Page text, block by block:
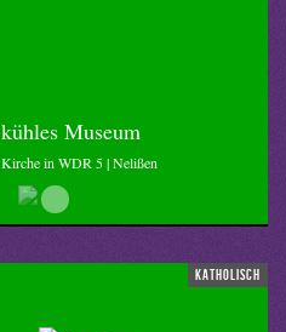
kühles Museum
Kirche in WDR 5 | Nelißen
katholisch